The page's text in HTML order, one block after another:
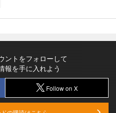
ントをフォローして
報を手に入れよう
Follow on X